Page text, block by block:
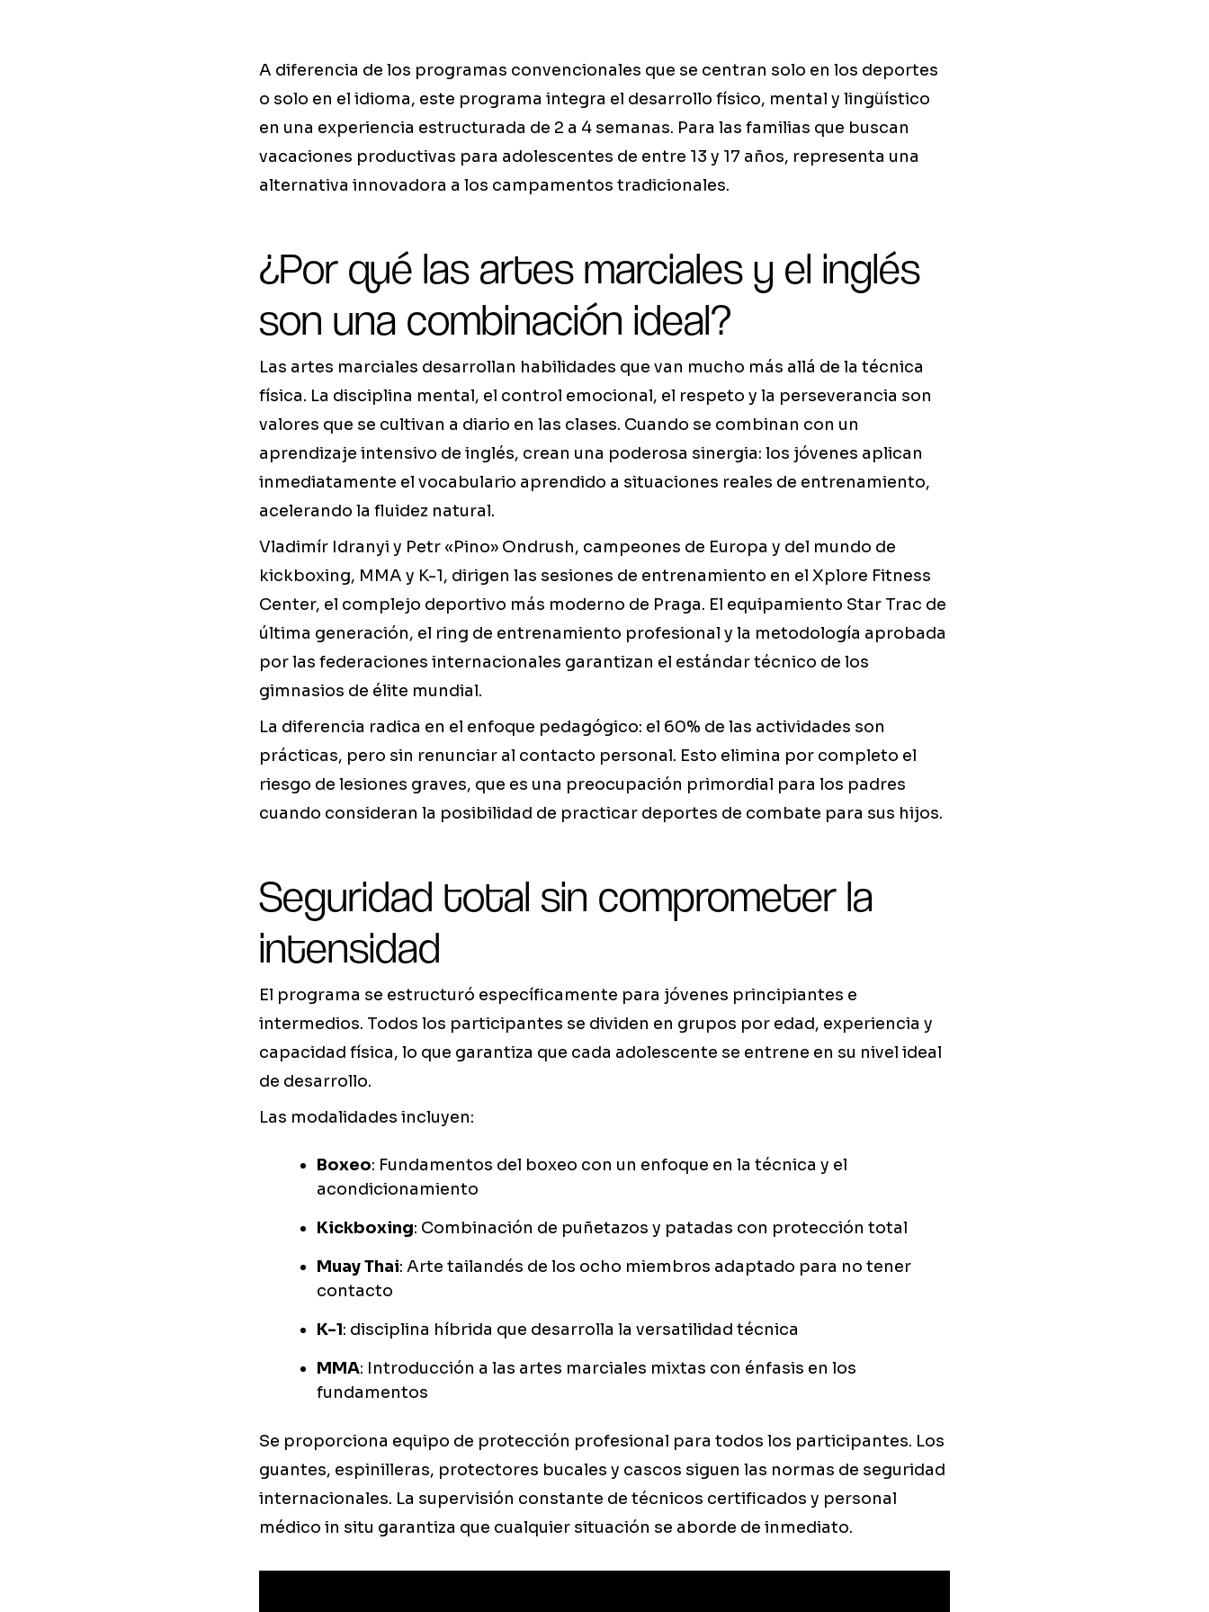
A diferencia de los programas convencionales que se centran solo en los deportes
o solo en el idioma, este programa integra el desarrollo físico, mental y lingüístico
en una experiencia estructurada de 2 a 4 semanas. Para las familias que buscan
vacaciones productivas para adolescentes de entre 13 y 17 años, representa una
alternativa innovadora a los campamentos tradicionales.
¿Por qué las artes marciales y el inglés
son una combinación ideal?
Las artes marciales desarrollan habilidades que van mucho más allá de la técnica
física. La disciplina mental, el control emocional, el respeto y la perseverancia son
valores que se cultivan a diario en las clases. Cuando se combinan con un
aprendizaje intensivo de inglés, crean una poderosa sinergia: los jóvenes aplican
inmediatamente el vocabulario aprendido a situaciones reales de entrenamiento,
acelerando la fluidez natural.
Vladimír Idranyi y Petr «Pino» Ondrush, campeones de Europa y del mundo de
kickboxing, MMA y K-1, dirigen las sesiones de entrenamiento en el Xplore Fitness
Center, el complejo deportivo más moderno de Praga. El equipamiento Star Trac de
última generación, el ring de entrenamiento profesional y la metodología aprobada
por las federaciones internacionales garantizan el estándar técnico de los
gimnasios de élite mundial.
La diferencia radica en el enfoque pedagógico: el 60% de las actividades son
prácticas, pero sin renunciar al contacto personal. Esto elimina por completo el
riesgo de lesiones graves, que es una preocupación primordial para los padres
cuando consideran la posibilidad de practicar deportes de combate para sus hijos.
Seguridad total sin comprometer la
intensidad
El programa se estructuró específicamente para jóvenes principiantes e
intermedios. Todos los participantes se dividen en grupos por edad, experiencia y
capacidad física, lo que garantiza que cada adolescente se entrene en su nivel ideal
de desarrollo.
Las modalidades incluyen:
Boxeo: Fundamentos del boxeo con un enfoque en la técnica y el
acondicionamiento
Kickboxing: Combinación de puñetazos y patadas con protección total
Muay Thai: Arte tailandés de los ocho miembros adaptado para no tener
contacto
K-1: disciplina híbrida que desarrolla la versatilidad técnica
MMA: Introducción a las artes marciales mixtas con énfasis en los
fundamentos
Se proporciona equipo de protección profesional para todos los participantes. Los
guantes, espinilleras, protectores bucales y cascos siguen las normas de seguridad
internacionales. La supervisión constante de técnicos certificados y personal
médico in situ garantiza que cualquier situación se aborde de inmediato.